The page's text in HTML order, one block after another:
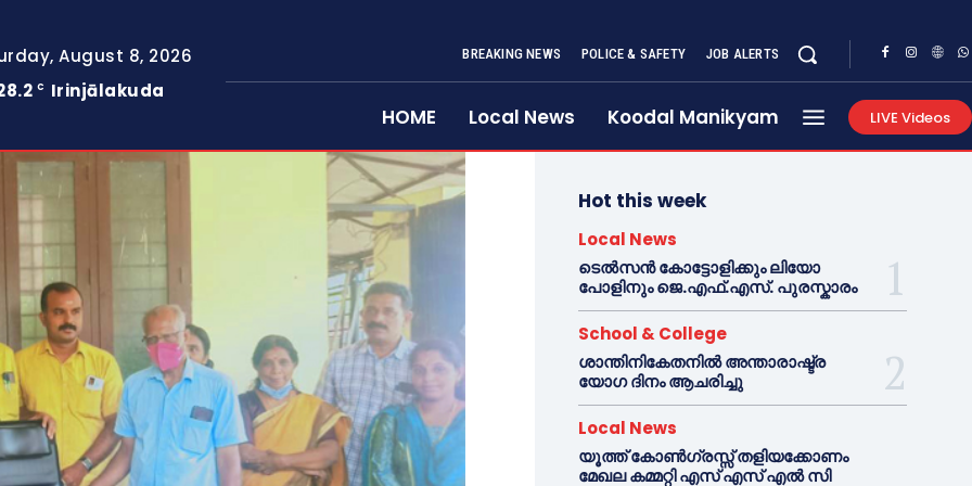
August 8, 2026
C Irinjālakuda
BREAKING NEWS POLICE & SAFETY JOB ALERTS
HOME Local News Koodal Manikyam LIVE Videos
Hot this week
Local News
ടെൽസൻ കോട്ടോളിക്കും ലിയോ
പോളിനും ജെ.എഫ്.എസ്. പുരസ്കാരം
School & College
ശാന്തിനികേതനിൽ അന്താരാഷ്ട്ര
യോഗ ദിനം ആചരിച്ചു
Local News
യൂത്ത് കോൺഗ്രസ്സ് തളിയക്കോണം
മേഖല കമ്മറ്റി എസ് എസ് എൽ സി